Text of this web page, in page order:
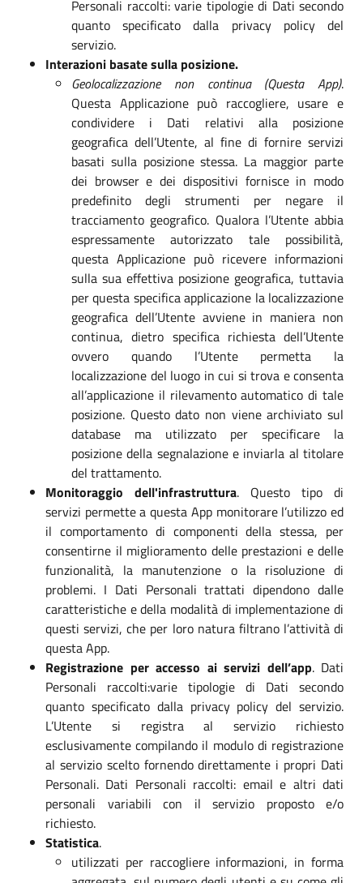
Personali raccolti: varie tipologie di Dati secondo
quanto specificato dalla privacy policy del
servizio.
Interazioni basate sulla posizione.
Geolocalizzazione non continua (Questa App).
Questa Applicazione può raccogliere, usare e
condividere i Dati relativi alla posizione
geografica dell’Utente, al fine di fornire servizi
basati sulla posizione stessa. La maggior parte
dei browser e dei dispositivi fornisce in modo
predefinito degli strumenti per negare il
tracciamento geografico. Qualora l’Utente abbia
espressamente autorizzato tale possibilità,
questa Applicazione può ricevere informazioni
sulla sua effettiva posizione geografica, tuttavia
per questa specifica applicazione la localizzazione
geografica dell’Utente avviene in maniera non
continua, dietro specifica richiesta dell’Utente
ovvero quando l’Utente permetta la
localizzazione del luogo in cui si trova e consenta
all’applicazione il rilevamento automatico di tale
posizione. Questo dato non viene archiviato sul
database ma utilizzato per specificare la
posizione della segnalazione e inviarla al titolare
del trattamento.
Monitoraggio dell'infrastruttura. Questo tipo di
servizi permette a questa App monitorare l’utilizzo ed
il comportamento di componenti della stessa, per
consentirne il miglioramento delle prestazioni e delle
funzionalità, la manutenzione o la risoluzione di
problemi. I Dati Personali trattati dipendono dalle
caratteristiche e della modalità di implementazione di
questi servizi, che per loro natura filtrano l’attività di
questa App.
Registrazione per accesso ai servizi dell’app. Dati
Personali raccolti:varie tipologie di Dati secondo
quanto specificato dalla privacy policy del servizio.
L’Utente si registra al servizio richiesto
esclusivamente compilando il modulo di registrazione
al servizio scelto fornendo direttamente i propri Dati
Personali. Dati Personali raccolti: email e altri dati
personali variabili con il servizio proposto e/o
richiesto.
Statistica.
utilizzati per raccogliere informazioni, in forma